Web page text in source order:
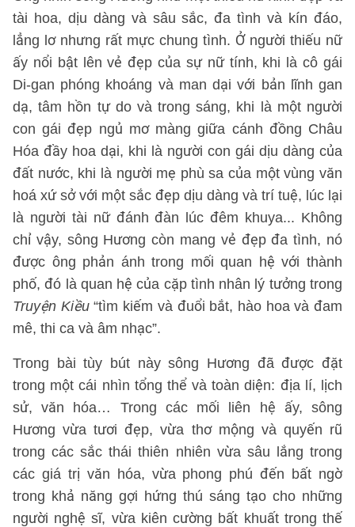
tài hoa, dịu dàng và sâu sắc, đa tình và kín đáo,
lẳng lơ nhưng rất mực chung tình. Ở người thiếu nữ
ấy nổi bật lên vẻ đẹp của sự nữ tính, khi là cô gái
Di-gan phóng khoáng và man dại với bản lĩnh gan
dạ, tâm hồn tự do và trong sáng, khi là một người
con gái đẹp ngủ mơ màng giữa cánh đồng Châu
Hóa đầy hoa dại, khi là người con gái dịu dàng của
đất nước, khi là người mẹ phù sa của một vùng văn
hoá xứ sở với một sắc đẹp dịu dàng và trí tuệ, lúc lại
là người tài nữ đánh đàn lúc đêm khuya... Không
chỉ vậy, sông Hương còn mang vẻ đẹp đa tình, nó
được ông phản ánh trong mối quan hệ với thành
phố, đó là quan hệ của cặp tình nhân lý tưởng trong
Truyện Kiều“tìm kiếm và đuổi bắt, hào hoa và đam
mê, thi ca và âm nhạc”.
Trong bài tùy bút này sông Hương đã được đặt
trong một cái nhìn tổng thể và toàn diện: địa lí, lịch
sử, văn hóa… Trong các mối liên hệ ấy, sông
Hương vừa tươi đẹp, vừa thơ mộng và quyến rũ
trong các sắc thái thiên nhiên vừa sâu lắng trong
các giá trị văn hóa, vừa phong phú đến bất ngờ
trong khả năng gợi hứng thú sáng tạo cho những
người nghệ sĩ, vừa kiên cường bất khuất trong thế